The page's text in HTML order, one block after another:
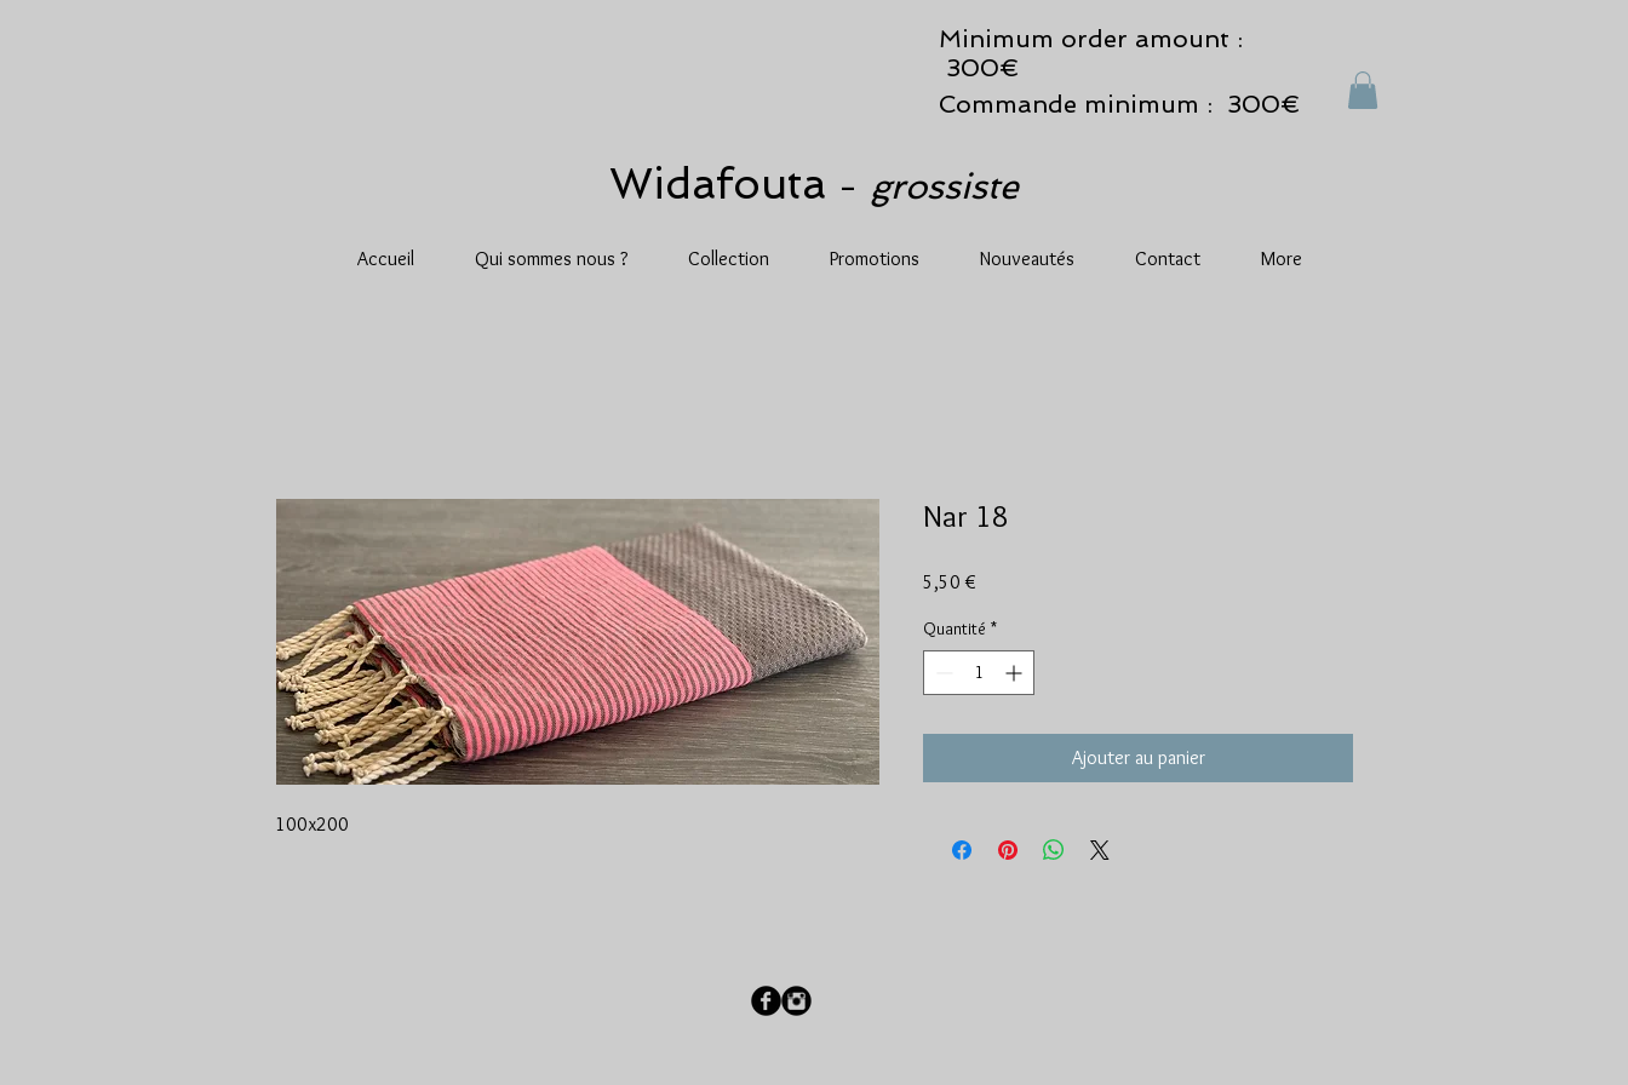
Minimum order amount :
300€
Commande minimum : 300€
Widafouta - grossiste
Accueil Qui sommes nous ? Collection Promotions Nouveautés Contact More
100x200
Nar 18
5,50 €
Quantité *
Ajouter au panier